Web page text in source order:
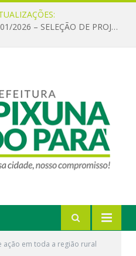
CHAMAMENTO PÚBLICO Nº 01/2026 – SELEÇÃO DE PROJETOS PARA FIRMAR TERMO DE EXECUÇÃO CULTURAL COM RECURSOS DA POLÍTICA NACIONAL ALDIR BLANC DE FOMENTO À CULTURA – PNAB (LEI Nº 14.399/2022)
ação em toda a região rural